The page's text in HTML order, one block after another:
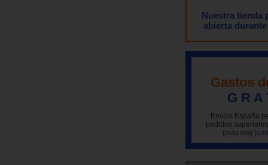
Nuestra tienda
abierta
Gastos
G R A
Envíos España
pedidos
(más iva)